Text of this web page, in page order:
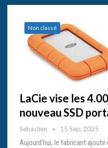
Non classé
LaCie vise les
nouveau SSD
Sebastien 15 Sep, 2025
Aujourd'hui, le fabricant ajoute